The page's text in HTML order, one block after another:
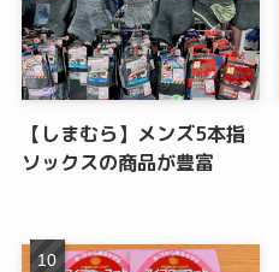
【しまむら】メンズ5本指
ソックスの商品が豊富